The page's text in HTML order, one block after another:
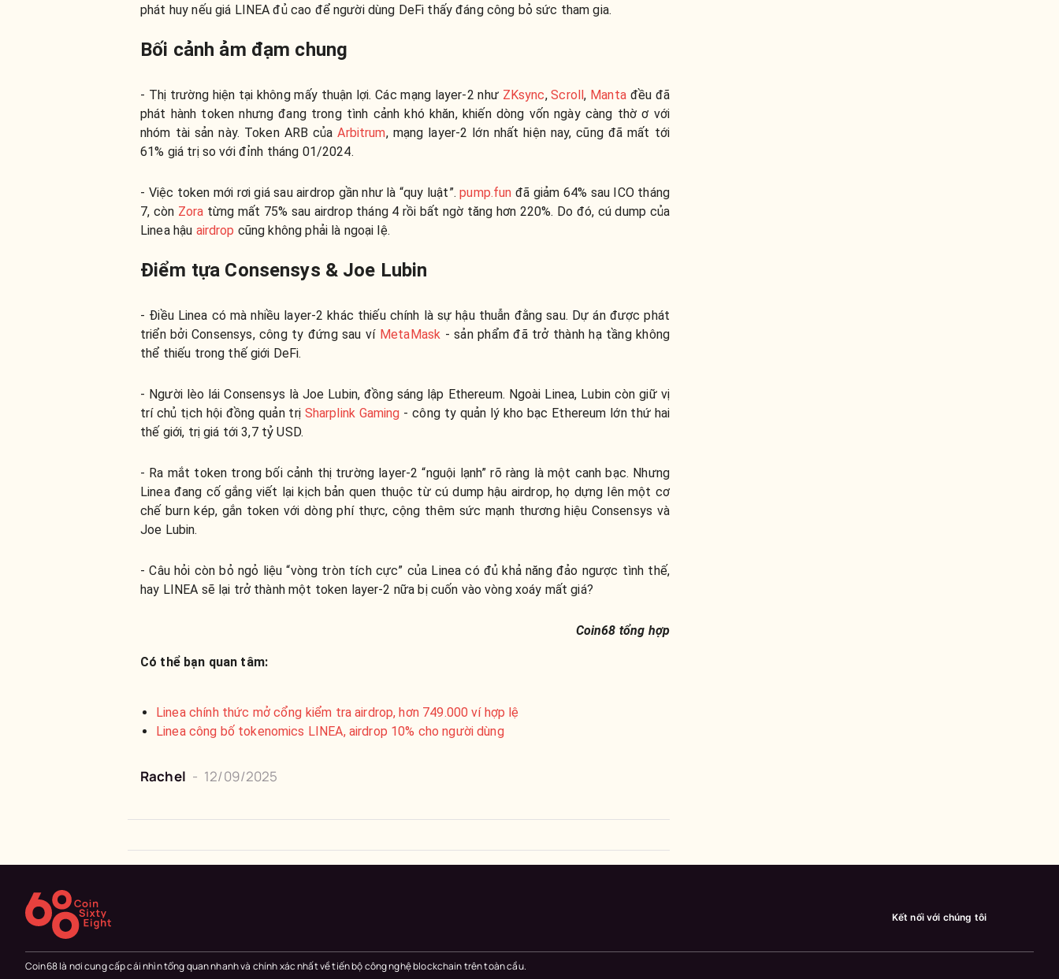
phát huy nếu giá LINEA đủ cao để người dùng DeFi thấy đáng công bỏ sức tham gia.
Bối cảnh ảm đạm chung
- Thị trường hiện tại không mấy thuận lợi. Các mạng layer-2 như ZKsync,Scroll, Mantađều đã
phát hành token nhưng đang trong tình cảnh khó khăn, khiến dòng vốn ngày càng thờ ơ với
nhóm tài sản này. Token ARB củaArbitrum, mạng layer-2 lớn nhất hiện nay, cũng đã mất tới
61% giá trị so với đỉnh tháng 01/2024.
- Việc token mới rơi giá sau airdrop gần như là “quy luật”.pump.fun đã giảm 64% sau ICO tháng
7, còn Zora từng mất 75% sau airdrop tháng 4 rồi bất ngờ tăng hơn 220%. Do đó, cú dump của
Linea hậu airdrop cũng không phải là ngoại lệ.
Điểm tựa Consensys & Joe Lubin
- Điều Linea có mà nhiều layer-2 khác thiếu chính là sự hậu thuẫn đằng sau. Dự án được phát
triển bởi Consensys, công ty đứng sau ví MetaMask - sản phẩm đã trở thành hạ tầng không
thể thiếu trong thế giới DeFi.
- Người lèo lái Consensys là Joe Lubin, đồng sáng lập Ethereum. Ngoài Linea, Lubin còn giữ vị
trí chủ tịch hội đồng quản trị Sharplink Gaming - công ty quản lý kho bạc Ethereum lớn thứ hai
thế giới, trị giá tới 3,7 tỷ USD.
- Ra mắt token trong bối cảnh thị trường layer-2 “nguội lạnh” rõ ràng là một canh bạc. Nhưng
Linea đang cố gắng viết lại kịch bản quen thuộc từ cú dump hậu airdrop, họ dựng lên một cơ
chế burn kép, gắn token với dòng phí thực, cộng thêm sức mạnh thương hiệu Consensys và
Joe Lubin.
- Câu hỏi còn bỏ ngỏ liệu “vòng tròn tích cực” của Linea có đủ khả năng đảo ngược tình thế,
hay LINEA sẽ lại trở thành một token layer-2 nữa bị cuốn vào vòng xoáy mất giá?
Coin68 tổng hợp
Có thể bạn quan tâm:
Linea chính thức mở cổng kiểm tra airdrop, hơn 749.000 ví hợp lệ
Linea công bố tokenomics LINEA, airdrop 10% cho người dùng
Rachel - 12/09/2025
Kết nối với chúng tôi
Coin68 là nơi cung cấp cái nhìn tổng quan nhanh và chính xác nhất về tiến bộ công nghệ blockchain trên toàn cầu.